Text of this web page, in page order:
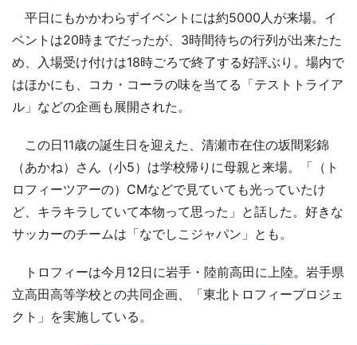
平日にもかかわらずイベントには約5000人が来場。イ
ベントは20時までだったが、3時間待ちの行列が出来たた
め、入場受け付けは18時ごろで終了する好評ぶり。場内で
はほかにも、コカ・コーラの味を当てる「テストトライア
ル」などの企画も展開された。
この日11歳の誕生日を迎えた、清瀬市在住の坂間彩錦
（あかね）さん（小5）は学校帰りに母親と来場。「（ト
ロフィーツアーの）CMなどで見ていても光っていたけ
ど、キラキラしていて本物って思った」と話した。好きな
サッカーのチームは「なでしこジャパン」とも。
トロフィーは今月12日に岩手・陸前高田に上陸。岩手県
立高田高等学校との共同企画、「東北トロフィープロジェ
クト」を実施している。